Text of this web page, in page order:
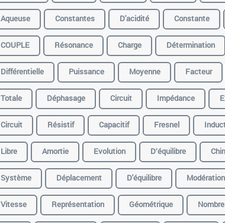
Aqueuse
Constantes D'acidité Constante
COUPLE
Résonance Charge Détermination
Différentielle
Puissance Moyenne Facteur
Totale
Déphasage Circuit Impédance
Circuit
Résistif Capacitif Fresnel
Libre
Amortie Evolution D’équilibre
Système
Déplacement D'équilibre Modération
Vitesse
Représentation Géométrique Nombre